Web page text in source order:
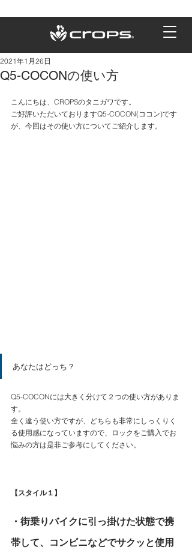
Q5-COCONの使い方
2021年1月26日
こんにちは、CROPSのタニガワです。
ご好評いただいておりますQ5-COCON(ココン)です
が、今回はその使い方についてご紹介します。
あなたはどっち？
Q5-COCONには大きく分けて２つの使い方がありま
す。
全く違う使い方ですが、どちらも非常にしっくりく
る使用感になっていますので、ロックをご購入でお
悩みの方は是非ご参考にしてください。
【スタイル１】
・街乗りバイクに引っ掛けた状態で携
帯して、コンビニなどでサクッと使用